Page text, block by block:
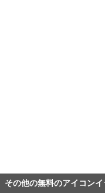
その他の無料のアイコンイ